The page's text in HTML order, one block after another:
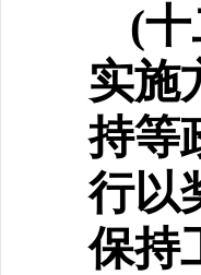
(
实施
持等
行以
保持